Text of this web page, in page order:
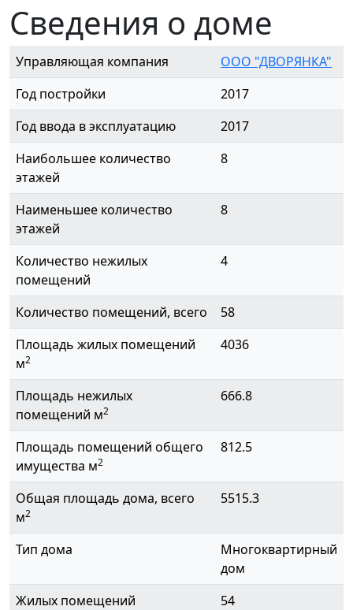
Сведения о доме
Управляющая компания
ООО "ДВОРЯНКА"
Год постройки
2017
Год ввода в эксплуатацию
2017
Наибольшее количество
этажей
8
Наименьшее количество
этажей
8
Количество нежилых
помещений
4
Количество помещений, всего
58
Площадь жилых помещений
м2
4036
Площадь нежилых
помещений м2
666.8
Площадь помещений общего
имущества м2
812.5
Общая площадь дома, всего
м2
5515.3
Тип дома
Многоквартирный
дом
Жилых помещений
54